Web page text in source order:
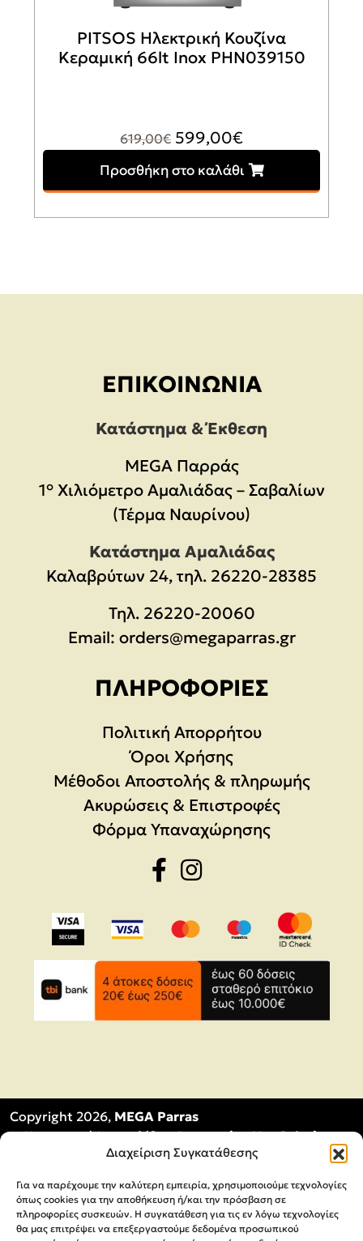
Διαχείριση Συγκατάθεσης
Για να παρέχουμε την καλύτερη εμπειρία, χρησιμοποιούμε τεχνολογίες
όπως cookies για την αποθήκευση ή/και την πρόσβαση σε
πληροφορίες συσκευών. Η συγκατάθεση για τις εν λόγω τεχνολογίες
θα μας επιτρέψει να επεξεργαστούμε δεδομένα προσωπικού
PITSOS Ηλεκτρική Κουζίνα
Κεραμική 66lt Inox PHN039150
619,00€ Original
was:
599,00€Η
τρέχουσα
τιμή
Προσθήκη στο καλάθι
ΕΠΙΚΟΙΝΩΝΊΑ
Κατάστημα & Έκθεση
MEGA Παρράς
1° Χιλιόμετρο Αμαλιάδας – Σαβαλίων
(Τέρμα Ναυρίνου)
Κατάστημα Αμαλιάδας
Καλαβρύτων 24, τηλ. 26220-28385
Τηλ. 26220-20060
Email: orders@megaparras.gr
ΠΛΗΡΟΦΟΡΊΕΣ
Πολιτική Απορρήτου
Όροι Χρήσης
Μέθοδοι Αποστολής & πληρωμής
Ακυρώσεις & Επιστροφές
Φόρμα Υπαναχώρησης
Copyright 2026, MEGA Parras
Κατασκευή ΙστοσελίδωνInteractive Net Solutions